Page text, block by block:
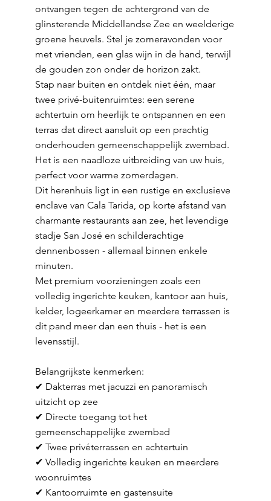
ontvangen tegen de achtergrond van de
glinsterende Middellandse Zee en weelderige
groene heuvels. Stel je zomeravonden voor
met vrienden, een glas wijn in de hand, terwijl
de gouden zon onder de horizon zakt.
Stap naar buiten en ontdek niet één, maar
twee privé-buitenruimtes: een serene
achtertuin om heerlijk te ontspannen en een
terras dat direct aansluit op een prachtig
onderhouden gemeenschappelijk zwembad.
Het is een naadloze uitbreiding van uw huis,
perfect voor warme zomerdagen.
Dit herenhuis ligt in een rustige en exclusieve
enclave van Cala Tarida, op korte afstand van
charmante restaurants aan zee, het levendige
stadje San José en schilderachtige
dennenbossen - allemaal binnen enkele
minuten.
Met premium voorzieningen zoals een
volledig ingerichte keuken, kantoor aan huis,
kelder, logeerkamer en meerdere terrassen is
dit pand meer dan een thuis - het is een
levensstijl.
Belangrijkste kenmerken:
✔ Dakterras met jacuzzi en panoramisch
uitzicht op zee
✔ Directe toegang tot het
gemeenschappelijke zwembad
✔ Twee privéterrassen en achtertuin
✔ Volledig ingerichte keuken en meerdere
woonruimtes
✔ Kantoorruimte en gastensuite